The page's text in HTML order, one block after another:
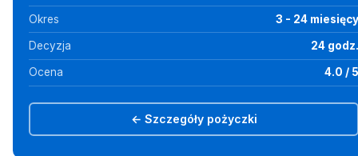
Okres 3 - 24 miesięcy
Decyzja 24 godz.
Ocena 4.0 / 5
← Szczegóły pożyczki